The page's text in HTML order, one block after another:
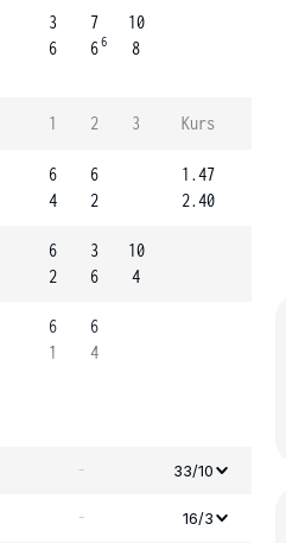
3
6
7
66
10
8
1 2 3 Kurs
6
4
6
2
1.47
2.40
6
2
3
6
10
4
6
1
6
4
- 33/10
- 16/3